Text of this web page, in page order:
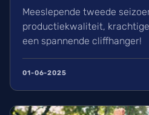
Meeslepende tweede
productiekwaliteit,
een spannende cliffhanger!
01-06-2025